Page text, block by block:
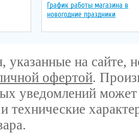
График работы магазина в
новогодние праздники
указанные на
офертой.
уведомлений
технические